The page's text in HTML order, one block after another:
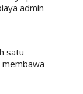
admin
satu